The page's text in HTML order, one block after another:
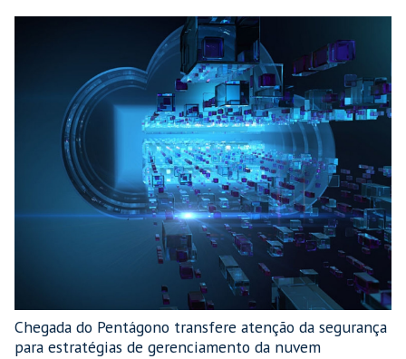
Chegada do Pentágono transfere atenção da segurança
para estratégias de gerenciamento da nuvem